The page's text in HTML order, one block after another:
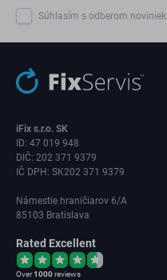
Súhlasím s odberom noviniek
iFix s.r.o. SK
ID: 47 019 948
DIČ: 202 371 9379
IČ DPH: SK202 371 9379
Námestie hraničiarov 6/A
85103 Bratislava
Rated Excellent
Over1000reviews